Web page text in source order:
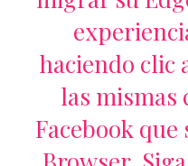
haciendo clic
las mismas
Facebook